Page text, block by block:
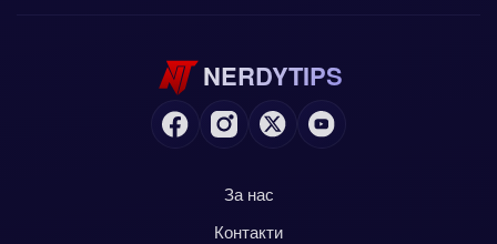
NERDYTIPS
За нас
Контакти